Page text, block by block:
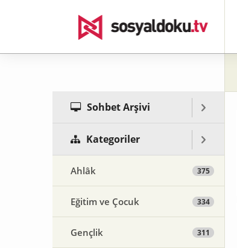
Sohbet Arşivi
Kategoriler
Ahlâk 375
Eğitim ve Çocuk 334
Gençlik 311